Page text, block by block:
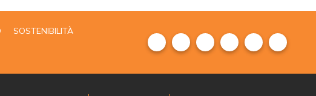
SOSTENIBILITÀ